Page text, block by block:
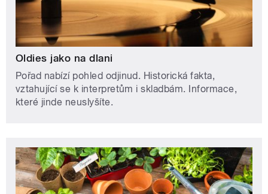
Oldies jako na dlani
Pořad nabízí pohled odjinud. Historická fakta,
vztahující se k interpretům i skladbám. Informace,
které jinde neuslyšíte.